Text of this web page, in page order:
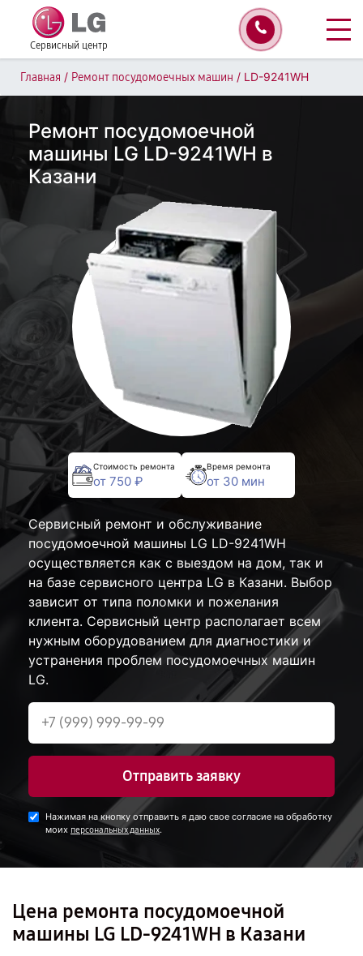
Сервисный центр
Главная / Ремонт посудомоечных машин / LD-9241WH
Ремонт посудомоечной
машины LG LD-9241WH в
Казани
Стоимость ремонта
от 750 ₽
Время ремонта
от 30 мин
Сервисный ремонт и обслуживание
посудомоечной машины LG LD-9241WH
осуществляется как с выездом на дом, так и
на базе сервисного центра LG в Казани. Выбор
зависит от типа поломки и пожелания
клиента. Сервисный центр располагает всем
нужным оборудованием для диагностики и
устранения проблем посудомоечных машин
LG.
Отправить заявку
Нажимая на кнопку отправить я даю свое согласие на обработку
моих персональных данных.
Цена ремонта посудомоечной
машины LG LD-9241WH в Казани